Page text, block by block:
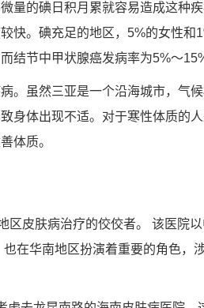
量的碘日积月累就容易造成这种
快。碘充足的地区，5%的女性和
结节中甲状腺癌发病率为5%～
。虽然三亚是一个沿海城市，气
身体出现不适。对于寒性体质的
体质。
区皮肤病治疗的佼佼者。 该医院
在华南地区扮演着重要的角色，